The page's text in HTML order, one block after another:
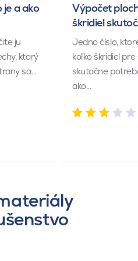
a ako
ju
ktorý
sa…
Výpočet
škridiel
Jedno číslo,
koľko škridiel
skutočne
ako…